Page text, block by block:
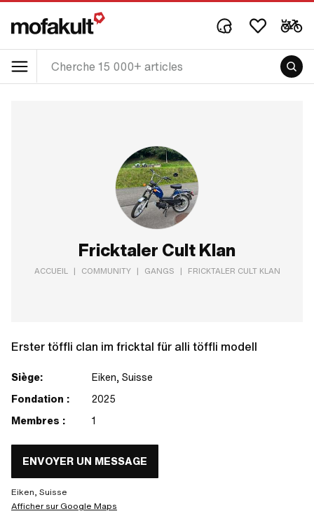
Fricktaler Cult Klan
ACCUEIL | COMMUNITY | GANGS | FRICKTALER CULT KLAN
Erster töffli clan im fricktal für alli töffli modell
Siège:
Eiken, Suisse
Fondation :
2025
Membres :
1
ENVOYER UN MESSAGE
Eiken, Suisse
Afficher sur Google Maps